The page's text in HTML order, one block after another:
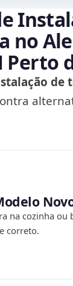
no
Perto
de
na cozinha ou
correto.